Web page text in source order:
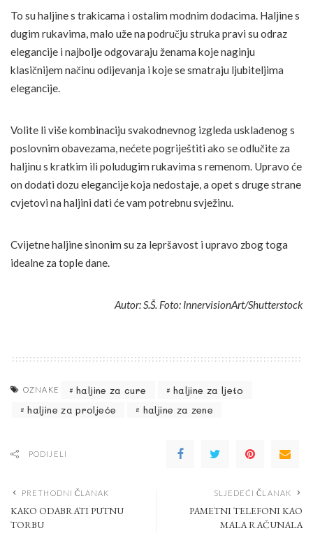
To su haljine s trakicama i ostalim modnim dodacima. Haljine s
dugim rukavima, malo uže na području struka pravi su odraz
elegancije i najbolje odgovaraju ženama koje naginju
klasičnijem načinu odijevanja i koje se smatraju ljubiteljima
elegancije.
Volite li više kombinaciju svakodnevnog izgleda usklađenog s
poslovnim obavezama, nećete pogriještiti ako se odlučite za
haljinu s kratkim ili poludugim rukavima s remenom. Upravo će
on dodati dozu elegancije koja nedostaje, a opet s druge strane
cvjetovi na haljini dati će vam potrebnu svježinu.
Cvijetne haljine sinonim su za lepršavost i upravo zbog toga
idealne za tople dane.
Autor: S.Š. Foto: InnervisionArt/Shutterstock
OZNAKE haljine za cure
haljine za ljeto
haljine za proljeće
haljine za zene
PODIJELI
PRETHODNI ČLANAK
KAKO ODABRATI PUTNU
TORBU
SLJEDEĆI ČLANAK
PAMETNI TELEFONI KAO
MALA RAČUNALA